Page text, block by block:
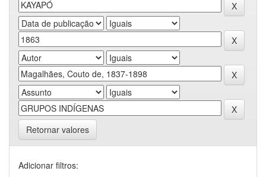
Retornar valores
Adicionar filtros: